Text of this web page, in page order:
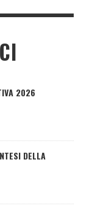
2026
DELLA